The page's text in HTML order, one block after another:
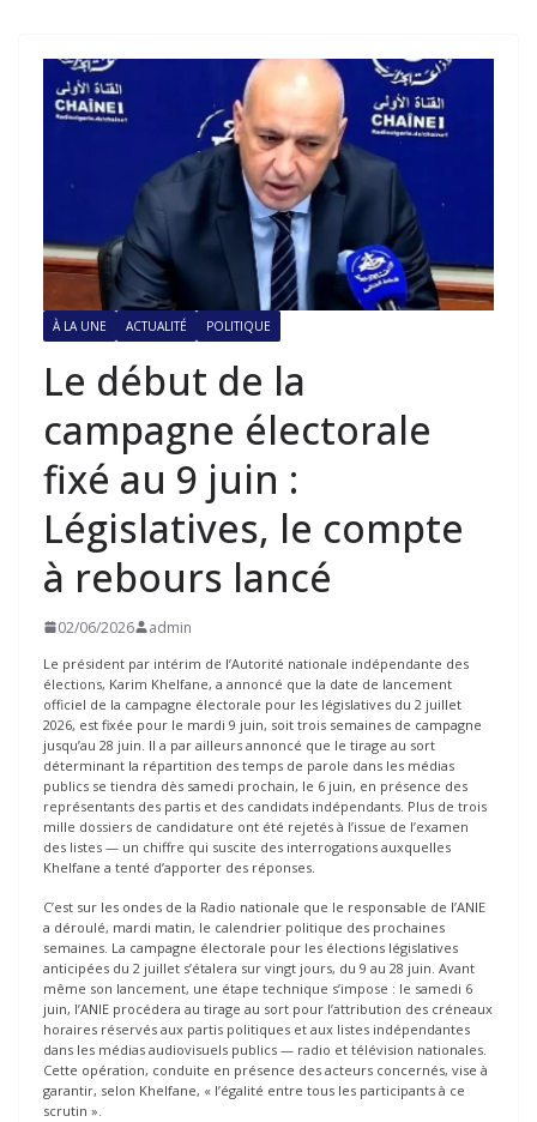
À LA UNE ACTUALITÉ POLITIQUE
Le début de la
campagne électorale
fixé au 9 juin :
Législatives, le compte
à rebours lancé
02/06/2026 admin
Le président par intérim de l’Autorité nationale indépendante des
élections, Karim Khelfane, a annoncé que la date de lancement
officiel de la campagne électorale pour les législatives du 2 juillet
2026, est fixée pour le mardi 9 juin, soit trois semaines de campagne
jusqu’au 28 juin. Il a par ailleurs annoncé que le tirage au sort
déterminant la répartition des temps de parole dans les médias
publics se tiendra dès samedi prochain, le 6 juin, en présence des
représentants des partis et des candidats indépendants. Plus de trois
mille dossiers de candidature ont été rejetés à l’issue de l’examen
des listes — un chiffre qui suscite des interrogations auxquelles
Khelfane a tenté d’apporter des réponses.
C’est sur les ondes de la Radio nationale que le responsable de l’ANIE
a déroulé, mardi matin, le calendrier politique des prochaines
semaines. La campagne électorale pour les élections législatives
anticipées du 2 juillet s’étalera sur vingt jours, du 9 au 28 juin. Avant
même son lancement, une étape technique s’impose : le samedi 6
juin, l’ANIE procédera au tirage au sort pour l’attribution des créneaux
horaires réservés aux partis politiques et aux listes indépendantes
dans les médias audiovisuels publics — radio et télévision nationales.
Cette opération, conduite en présence des acteurs concernés, vise à
garantir, selon Khelfane, « l’égalité entre tous les participants à ce
scrutin ».